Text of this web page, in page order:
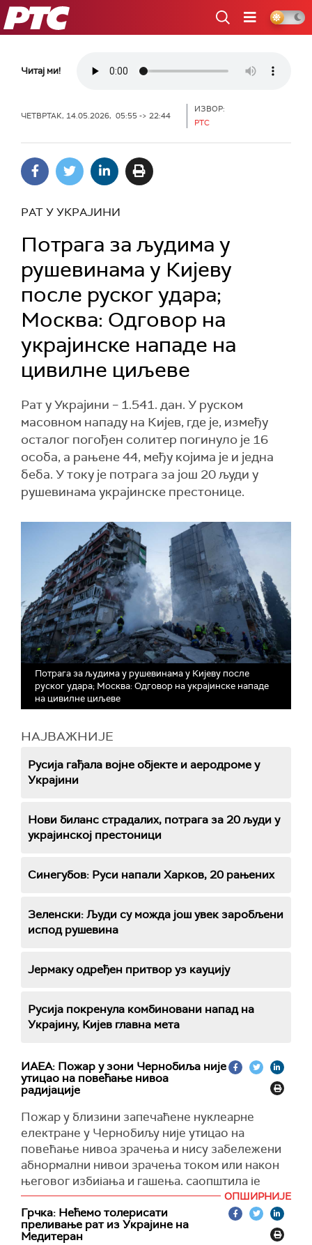
РТС
Читај ми!
ЧЕТВРТАК, 14.05.2026, 05:55 -> 22:44
ИЗВОР:
РТС
РАТ У УКРАЈИНИ
Потрага за људима у
рушевинама у Кијеву
после руског удара;
Москва: Одговор на
украјинске нападе на
цивилне циљеве
Рат у Украјини – 1.541. дан. У руском
масовном нападу на Кијев, где је, између
осталог погођен солитер погинуло је 16
особа, а рањене 44, међу којима је и једна
беба. У току је потрага за још 20 људи у
рушевинама украјинске престонице.
Потрага за људима у рушевинама у Кијеву после
руског удара; Москва: Одговор на украјинске нападе
на цивилне циљеве
НАЈВАЖНИЈЕ
Русија гађала војне објекте и аеродроме у
Украјини
Нови биланс страдалих, потрага за 20 људи у
украјинској престоници
Синегубов: Руси напали Харков, 20 рањених
Зеленски: Људи су можда још увек заробљени
испод рушевина
Јермаку одређен притвор уз кауцију
Русија покренула комбиновани напад на
Украјину, Кијев главна мета
ИАЕА: Пожар у зони Чернобиља није
утицао на повећање нивоа
радијације
Пожар у близини запечаћене нуклеарне
електране у Чернобиљу није утицао на
повећање нивоа зрачења и нису забележени
абнормални нивои зрачења током или након
његовог избијања и гашења, саопштила је
данас Међународна агенција за атомску
енергију (ИАЕА).
Раније је објављено да у зони око
ОПШИРНИЈЕ
Грчка: Нећемо толерисати
преливање рат из Украјине на
Медитеран